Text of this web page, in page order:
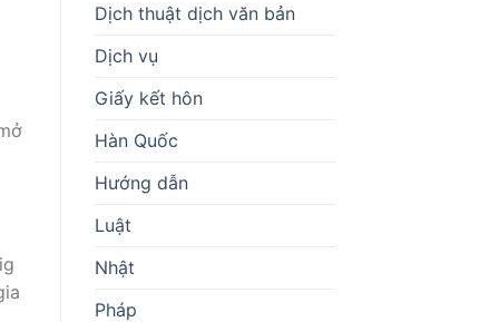
Dịch thuật dịch văn bản
Dịch vụ
Giấy kết hôn
Hàn Quốc
Hướng dẫn
Luật
Nhật
Pháp